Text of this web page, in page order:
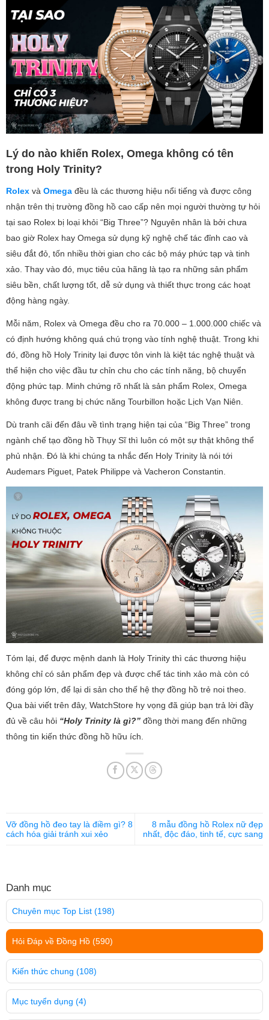
Lý do nào khiến Rolex, Omega không có tên
trong Holy Trinity?
Rolex và Omega đều là các thương hiệu nổi tiếng và được công
nhận trên thị trường đồng hồ cao cấp nên mọi người thường tự hỏi
tại sao Rolex bị loại khỏi “Big Three”? Nguyên nhân là bởi chưa
bao giờ Rolex hay Omega sử dụng kỹ nghệ chế tác đỉnh cao và
siêu đắt đỏ, tốn nhiều thời gian cho các bộ máy phức tạp và tinh
xảo. Thay vào đó, mục tiêu của hãng là tạo ra những sản phẩm
siêu bền, chất lượng tốt, dễ sử dụng và thiết thực trong các hoạt
động hàng ngày.
Mỗi năm, Rolex và Omega đều cho ra 70.000 – 1.000.000 chiếc và
có định hướng không quá chú trọng vào tính nghệ thuật. Trong khi
đó, đồng hồ Holy Trinity lại được tôn vinh là kiệt tác nghệ thuật và
thể hiện cho việc đầu tư chỉn chu cho các tính năng, bộ chuyển
động phức tạp. Minh chứng rõ nhất là sản phẩm Rolex, Omega
không được trang bị chức năng Tourbillon hoặc Lịch Vạn Niên.
Dù tranh cãi đến đâu về tình trạng hiện tại của “Big Three” trong
ngành chế tạo đồng hồ Thụy Sĩ thì luôn có một sự thật không thể
phủ nhận. Đó là khi chúng ta nhắc đến Holy Trinity là nói tới
Audemars Piguet, Patek Philippe và Vacheron Constantin.
Tóm lại, để được mệnh danh là Holy Trinity thì các thương hiệu
không chỉ có sản phẩm đẹp và được chế tác tinh xảo mà còn có
đóng góp lớn, để lại di sản cho thế hệ thợ đồng hồ trẻ noi theo.
Qua bài viết trên đây, WatchStore hy vọng đã giúp bạn trả lời đầy
đủ về câu hỏi “Holy Trinity là gì?” đồng thời mang đến những
thông tin kiến thức đồng hồ hữu ích.
Vỡ đồng hồ đeo tay là điềm gì? 8
cách hóa giải tránh xui xẻo
8 mẫu đồng hồ Rolex nữ đẹp
nhất, độc đáo, tinh tế, cực sang
Danh mục
Chuyên mục Top List (198)
Hỏi Đáp về Đồng Hồ (590)
Kiến thức chung (108)
Mục tuyển dụng (4)